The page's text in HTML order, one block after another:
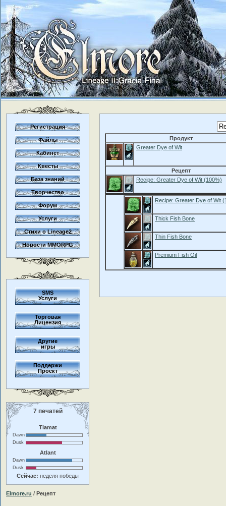
Регистрация
Файлы
Кабинет
Квесты
База знаний
Творчество
Форум
Услуги
Стихи о Lineage2
Новости MMORPG
SMS
Услуги
Торговая
Лицензия
Другие
игры
Поддержи
Проект
7 печатей
Tiamat
Dawn
Dusk
Atlant
Dawn
Dusk
Сейчас: неделя победы
Продукт
Greater Dye of Wit
Рецепт
Recipe: Greater Dye of Wit (100%)
Recipe: Greater Dye of Wit
Thick Fish Bone
Thin Fish Bone
Premium Fish Oil
Elmore.ru / Рецепт